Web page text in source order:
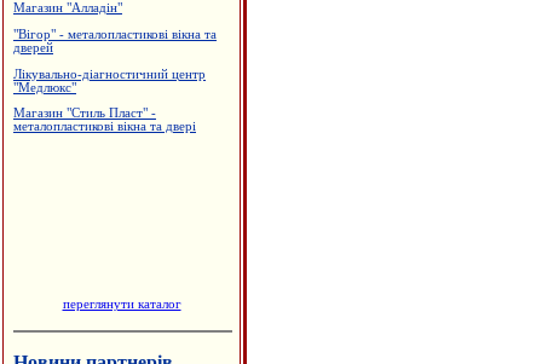
Лікувально-діагностичний центр
Приватний пансіонат "Оазис"
Виготовлення зовнішньої реклами,
агенція "Колібрі"
Інтернет-кафе "OXY"
переглянути каталог